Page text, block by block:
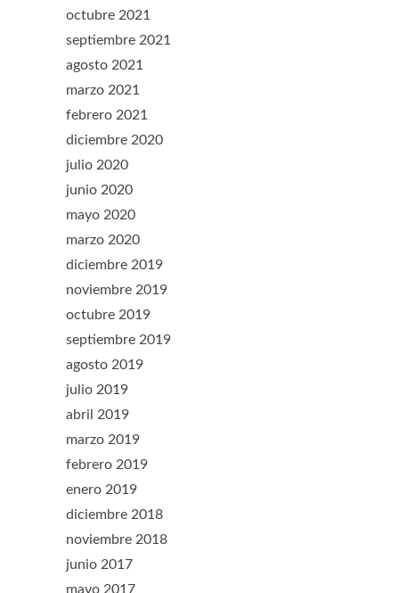
octubre 2021
septiembre 2021
agosto 2021
marzo 2021
febrero 2021
diciembre 2020
julio 2020
junio 2020
mayo 2020
marzo 2020
diciembre 2019
noviembre 2019
octubre 2019
septiembre 2019
agosto 2019
julio 2019
abril 2019
marzo 2019
febrero 2019
enero 2019
diciembre 2018
noviembre 2018
junio 2017
mayo 2017